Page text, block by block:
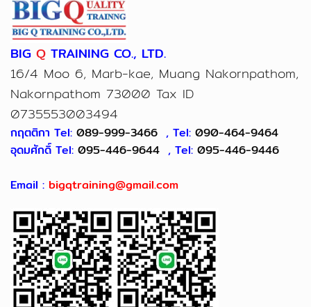
BIG Q TRAINING CO., LTD.
16/4 Moo 6, Marb-kae, Muang Nakornpathom,
Nakornpathom 73000 Tax ID
0735553003494
กฤตติกา Tel: 089-999-3466 , Tel: 090-464-9464
อุดมศักดิ์ Tel: 095-446-9644 , Tel: 095-446-9446
Email : bigqtraining@gmail.com